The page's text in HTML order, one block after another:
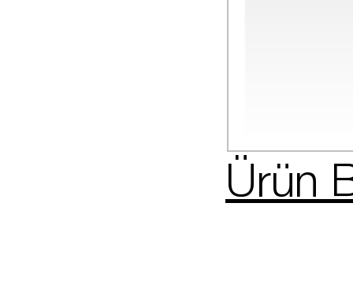
Ürün